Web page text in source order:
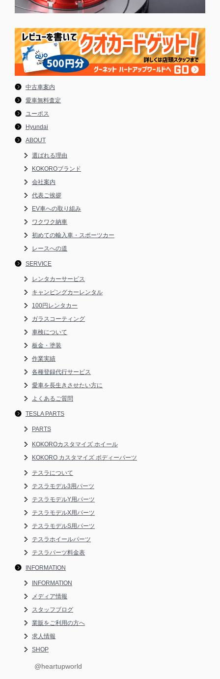
中古車案内
愛車無料査定
ユーポス
Hyundai
ABOUT
選ばれる理由
KOKOROブランド
会社案内
代表ご挨拶
EV車への取り組み
ワクワク納車
初めての輸入車・スポーツカー
レースへの道
SERVICE
レンタカーサービス
キャンピングカーレンタル
100円レンタカー
ガラスコーティング
車検について
板金・塗装
作業実績
各種登録代行サービス
愛車を長生きさせたい方に
よくあるご質問
TESLA PARTS
PARTS
KOKOROカスタマイズ ホイール
KOKORO カスタマイズ ボディーパーツ
テスラについて
テスラモデル3用パーツ
テスラモデルY用パーツ
テスラモデルX用パーツ
テスラモデルS用パーツ
テスラホイールパーツ
テスラパーツ料金表
INFORMATION
INFORMATION
メディア情報
スタッフブログ
業販をご利用の方へ
求人情報
SHOP
@heartupworld